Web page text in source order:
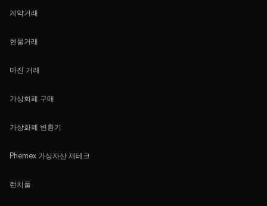
계약거래
현물거래
마진 거래
가상화폐 구매
가상화폐 변환기
Phemex 가상자산 재테크
런치풀